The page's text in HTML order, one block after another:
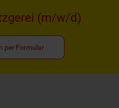
(m/w/d)
per Formular